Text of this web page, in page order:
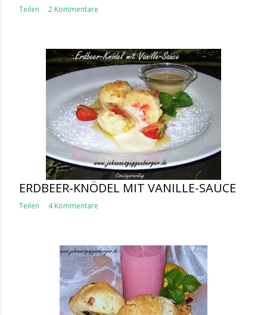
Teilen 2 Kommentare
ERDBEER-KNÖDEL MIT VANILLE-SAUCE
Teilen 4 Kommentare